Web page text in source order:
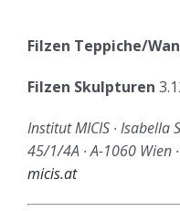
Filzen Teppiche/
Filzen Skulpturen
Institut MICIS ∙ Isabella
45/1/4A ∙ A-1060 Wien ∙
micis.at